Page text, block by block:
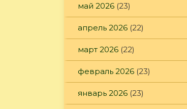
май 2026 (23)
апрель 2026 (22)
март 2026 (22)
февраль 2026 (23)
январь 2026 (23)